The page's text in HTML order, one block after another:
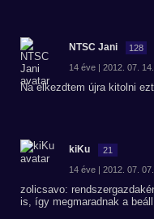
NTSC Jani 128
14 éve | 2012. 07.
Na elkezdtem újra kitolni
kiKu 21
14 éve | 2012. 07.
zolicsavo:
is, így megmaradnak a